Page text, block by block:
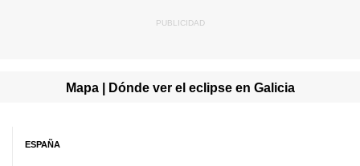
Mapa | Dónde ver el eclipse en Galicia
ESPAÑA